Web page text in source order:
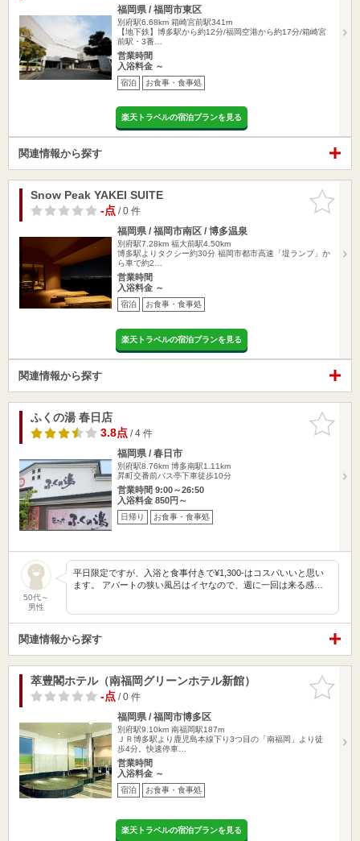
福岡県 / 福岡市東区
別府駅6.68km 箱崎宮前駅341m
【地下鉄】博多駅から約12分/福岡空港から約17分/箱崎宮
前駅・3番…
営業時間
入浴料金 ～
宿泊 お食事・食事処
楽天トラベルの宿泊プランを見る
関連情報から探す
お気に入
りに追加
Snow Peak YAKEI SUITE
-点/ 0 件
福岡県 / 福岡市南区 / 博多温泉
別府駅7.28km 福大前駅4.50km
博多駅よりタクシー約30分 福岡市都市高速「堤ランプ」か
ら車で約2…
営業時間
入浴料金 ～
宿泊 お食事・食事処
楽天トラベルの宿泊プランを見る
関連情報から探す
お気に入
りに追加
ふくの湯 春日店
3.8点/ 4 件
福岡県 / 春日市
別府駅8.76km 博多南駅1.11km
昇町交番前バス亭下車徒歩10分
営業時間 9:00～26:50
入浴料金 850円～
日帰り お食事・食事処
50代～
男性
平日限定ですが、入浴と食事付きで¥1,300-はコスパいいと思い
ます。 アパートの狭い風呂はイヤなので、週に一回は来る感…
関連情報から探す
お気に入
りに追加
萃豊閣ホテル（南福岡グリーンホテル新館）
-点/ 0 件
福岡県 / 福岡市博多区
別府駅9.10km 南福岡駅187m
ＪＲ博多駅より鹿児島本線下り3つ目の「南福岡」より徒
歩4分。快速停車…
営業時間
入浴料金 ～
宿泊 お食事・食事処
楽天トラベルの宿泊プランを見る